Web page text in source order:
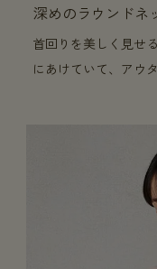
深めのラウンドネ
首回りを美しく見せ
にあけていて、アウ